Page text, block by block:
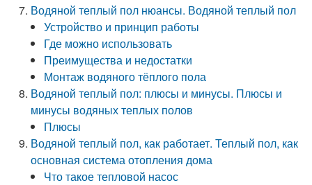
Водяной теплый пол нюансы. Водяной теплый пол
Устройство и принцип работы
Где можно использовать
Преимущества и недостатки
Монтаж водяного тёплого пола
Водяной теплый пол: плюсы и минусы. Плюсы и
минусы водяных теплых полов
Плюсы
Водяной теплый пол, как работает. Теплый пол, как
основная система отопления дома
Что такое тепловой насос